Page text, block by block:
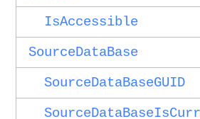
IsAccessible
SourceDataBase
SourceDataBaseGUID